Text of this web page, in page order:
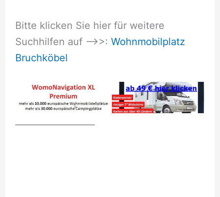
Bitte klicken Sie hier für weitere
Suchhilfen auf –>>: Wohnmobilplatz
Bruchköbel